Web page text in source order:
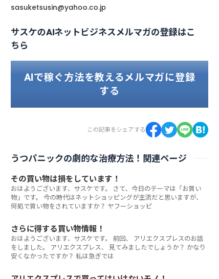
sasuketsusin@yahoo.co.jp
サスケのAIネットビジネスメルマガの登録はこ
ちら
AIで稼ぐ方法を教えるメルマガに登録
する
この記事をシェアする
うつパニックの劇的な治療方法！関連ページ
その買い物は損をしています！
おはようございます、サスケです。 さて、今日のテーマは「お買い
物」です。 今の時代はネットショッピングが主流だと思いますが、
何処で買い物をされていますか？ ヤフーショッピ
さらに得する買い物情報！
おはようございます、サスケです。 前回、 アリエクスプレスのお話
をしました。 アリエクスプレス、 見てみましたでしょうか？ かなり
安くなかったですか？ 私は急ぎでは